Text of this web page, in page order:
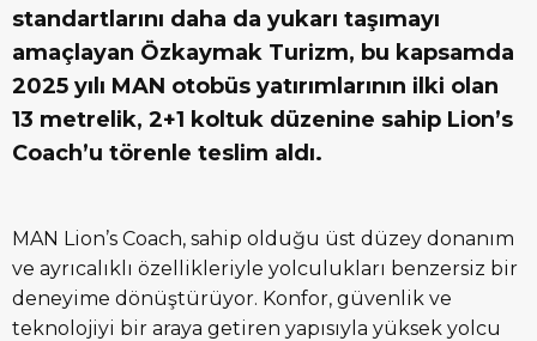
standartlarını daha da yukarı taşımayı
amaçlayan Özkaymak Turizm, bu kapsamda
2025 yılı MAN otobüs yatırımlarının ilki olan
13 metrelik, 2+1 koltuk düzenine sahip Lion’s
Coach’u törenle teslim aldı.
MAN Lion’s Coach, sahip olduğu üst düzey donanım
ve ayrıcalıklı özellikleriyle yolculukları benzersiz bir
deneyime dönüştürüyor. Konfor, güvenlik ve
teknolojiyi bir araya getiren yapısıyla yüksek yolcu